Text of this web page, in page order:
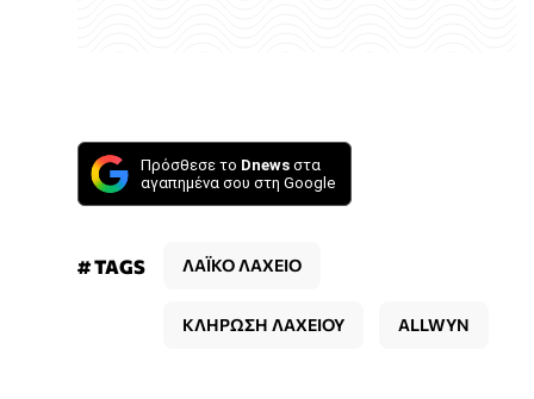
Πρόσθεσε το Dnews στα
αγαπημένα σου στη Google
# TAGS ΛΑΪΚΟ ΛΑΧΕΙΟ
ΚΛΗΡΩΣΗ ΛΑΧΕΙΟΥ ALLWYN